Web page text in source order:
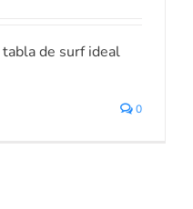
de surf ideal
0